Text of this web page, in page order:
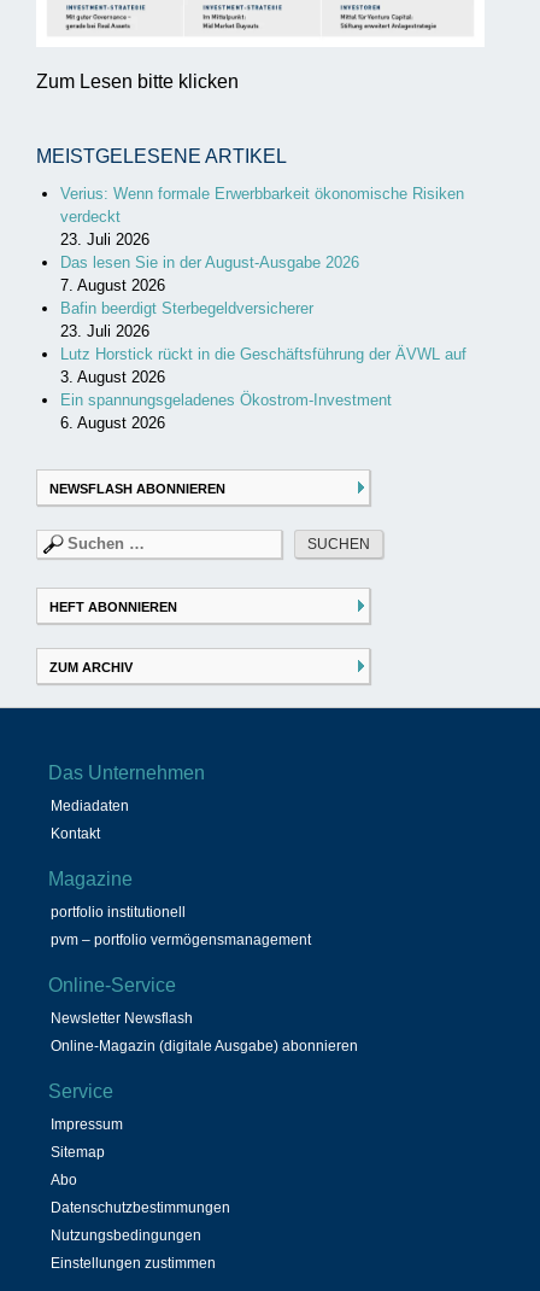
Zum Lesen bitte klicken
MEISTGELESENE ARTIKEL
Verius: Wenn formale Erwerbbarkeit ökonomische Risiken
verdeckt
23. Juli 2026
Das lesen Sie in der August-Ausgabe 2026
7. August 2026
Bafin beerdigt Sterbegeldversicherer
23. Juli 2026
Lutz Horstick rückt in die Geschäftsführung der ÄVWL auf
3. August 2026
Ein spannungsgeladenes Ökostrom-Investment
6. August 2026
NEWSFLASH ABONNIEREN
Suchen
nach:
HEFT ABONNIEREN
ZUM ARCHIV
Das Unternehmen
Mediadaten
Kontakt
Magazine
portfolio institutionell
pvm – portfolio vermögensmanagement
Online-Service
Newsletter Newsflash
Online-Magazin (digitale Ausgabe) abonnieren
Service
Impressum
Sitemap
Abo
Datenschutzbestimmungen
Nutzungsbedingungen
Einstellungen zustimmen